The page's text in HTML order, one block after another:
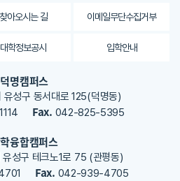
가
용
해
주
찾아오시는 길 이메일무단수집거부
대학정보공시 입학안내
명캠퍼스
성구 동서대로 125(덕명동)
Fax. 042-825-5395
융합캠퍼스
성구 테크노1로 75 (관평동)
Fax. 042-939-4705